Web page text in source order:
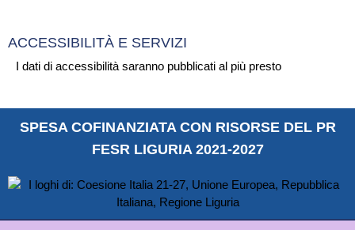
I dati di accessibilità saranno pubblicati al più presto
ACCESSIBILITÀ E SERVIZI
SPESA COFINANZIATA CON RISORSE DEL PR
FESR LIGURIA 2021-2027